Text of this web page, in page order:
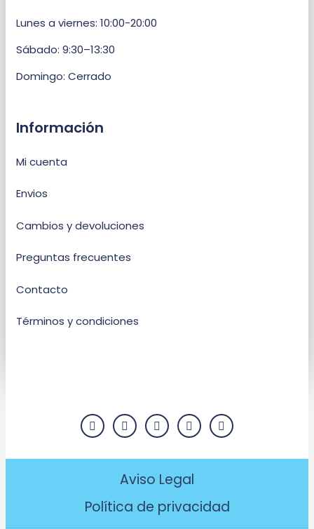
Lunes a viernes: 10:00-20:00
Sábado: 9:30–13:30
Domingo: Cerrado
Información
Mi cuenta
Envios
Cambios y devoluciones
Preguntas frecuentes
Contacto
Términos y condiciones
Aviso Legal
Política de privacidad